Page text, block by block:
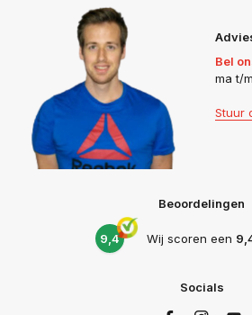
Bel
ma t/
Stuur
Beoordelingen
9,4 Wij scoren een
Socials